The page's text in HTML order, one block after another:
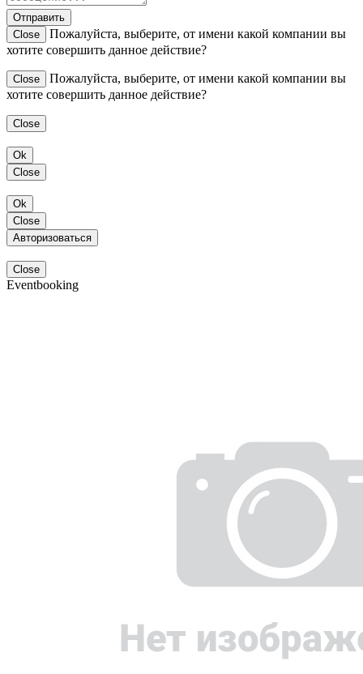
Отправить
Close
Пожалуйста, выберите, от имени какой компании вы
хотите совершить данное действие?
Close
Пожалуйста, выберите, от имени какой компании вы
хотите совершить данное действие?
Close
Ok
Close
Ok
Close
Авторизоваться
Close
Eventbooking